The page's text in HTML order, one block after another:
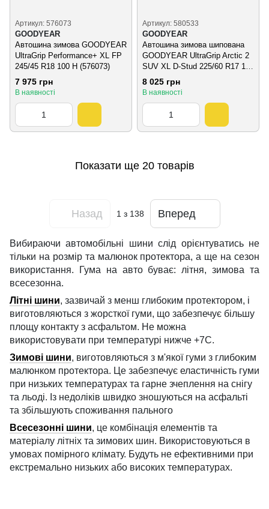
Артикул: 576073
GOODYEAR
Автошина зимова GOODYEAR
UltraGrip Performance+ XL FP
245/45 R18 100 H (576073)
7 975 грн
В наявності
Артикул: 580533
GOODYEAR
Автошина зимова шипована
GOODYEAR UltraGrip Arctic 2
SUV XL D-Stud 225/60 R17 103
T (580533)
8 025 грн
В наявності
Показати ще 20 товарів
Назад 1 з 138 Вперед
Вибираючи автомобільні шини слід орієнтуватись не
тільки на розмір та малюнок протектора, а ще на сезон
використання. Гума на авто буває: літня, зимова та
всесезонна.
Літні шини, зазвичай з менш глибоким протектором, і
виготовляються з жорсткої гуми, що забезпечує більшу
площу контакту з асфальтом. Не можна
використовувати при температурі нижче +7С.
Зимові шини, виготовляються з м'якої гуми з глибоким
малюнком протектора. Це забезпечує еластичність гуми
при низьких температурах та гарне зчеплення на снігу
та льоді. Із недоліків швидко зношуються на асфальті
та збільшують споживання пального
Всесезонні шини, це комбінація елементів та
матеріалу літніх та зимових шин. Використовуються в
умовах помірного клімату. Будуть не ефективними при
екстремально низьких або високих температурах.